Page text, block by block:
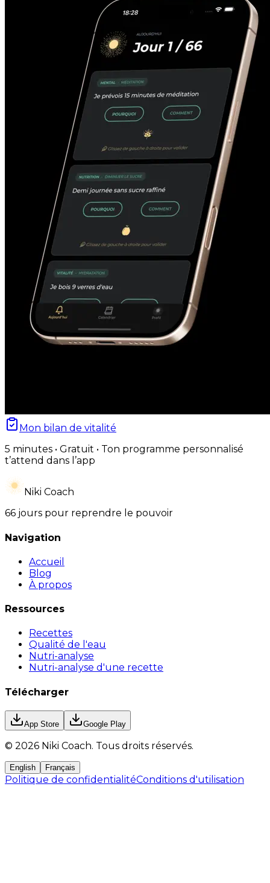
Mon bilan de vitalité
5 minutes • Gratuit • Ton programme personnalisé
t’attend dans l’app
Niki Coach
66 jours pour reprendre le pouvoir
Navigation
Accueil
Blog
À propos
Ressources
Recettes
Qualité de l'eau
Nutri-analyse
Nutri-analyse d'une recette
Télécharger
App Store Google Play
© 2026 Niki Coach. Tous droits réservés.
English Français
Politique de confidentialitéConditions d'utilisation